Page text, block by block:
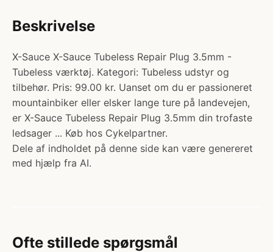
Beskrivelse
X-Sauce X-Sauce Tubeless Repair Plug 3.5mm -
Tubeless værktøj. Kategori: Tubeless udstyr og
tilbehør. Pris: 99.00 kr. Uanset om du er passioneret
mountainbiker eller elsker lange ture på landevejen,
er X-Sauce Tubeless Repair Plug 3.5mm din trofaste
ledsager ... Køb hos Cykelpartner.
Dele af indholdet på denne side kan være genereret
med hjælp fra AI.
Ofte stillede spørgsmål